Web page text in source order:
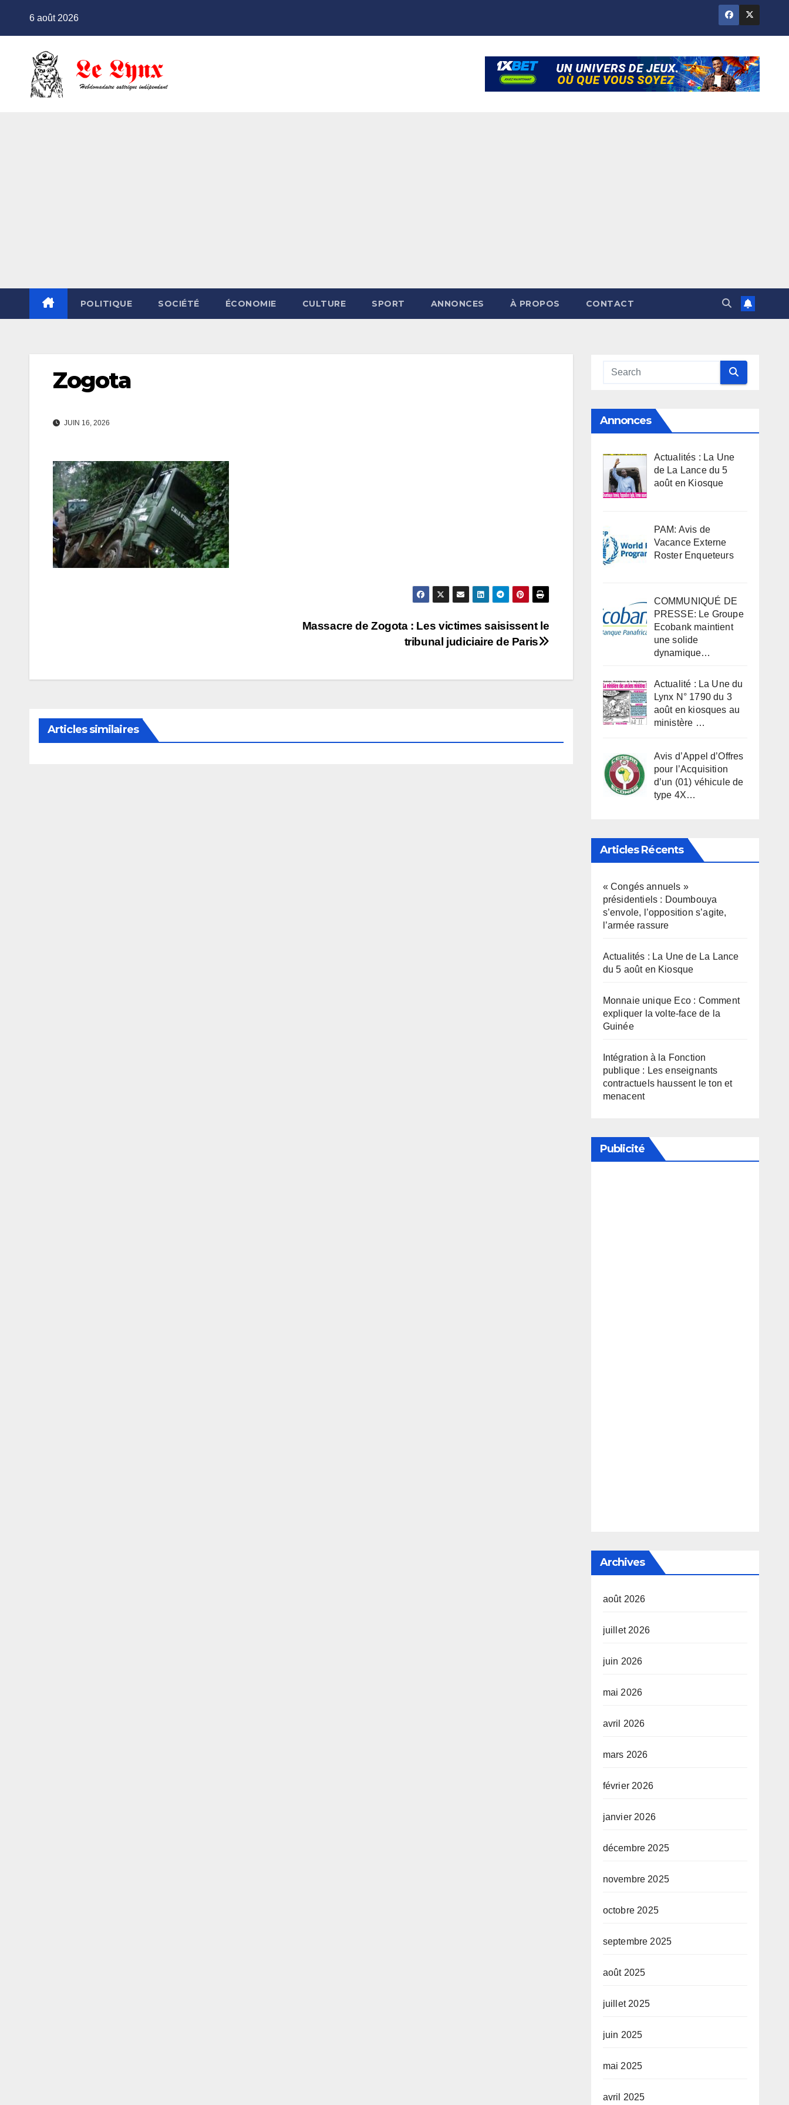
6 août 2026
POLITIQUE SOCIÉTÉ ÉCONOMIE CULTURE SPORT ANNONCES À PROPOS CONTACT
Zogota
JUIN 16, 2026
l’article
Massacre de Zogota : Les victimes saisissent le
tribunal judiciaire de Paris
Articles similaires
Annonces
Actualités : La Une
de La Lance du 5
août en Kiosque
PAM: Avis de
Vacance Externe
Roster Enqueteurs
COMMUNIQUÉ DE
PRESSE: Le Groupe
Ecobank maintient
une solide
dynamique…
Actualité : La Une du
Lynx N° 1790 du 3
août en kiosques au
ministère …
Avis d’Appel d’Offres
pour l’Acquisition
d’un (01) véhicule de
type 4X…
Articles Récents
« Congés annuels »
présidentiels : Doumbouya
s’envole, l’opposition s’agite,
l’armée rassure
Actualités : La Une de La Lance
du 5 août en Kiosque
Monnaie unique Eco : Comment
expliquer la volte-face de la
Guinée
Intégration à la Fonction
publique : Les enseignants
contractuels haussent le ton et
menacent
Publicité
Archives
août 2026
juillet 2026
juin 2026
mai 2026
avril 2026
mars 2026
février 2026
janvier 2026
décembre 2025
novembre 2025
octobre 2025
septembre 2025
août 2025
juillet 2025
juin 2025
mai 2025
avril 2025